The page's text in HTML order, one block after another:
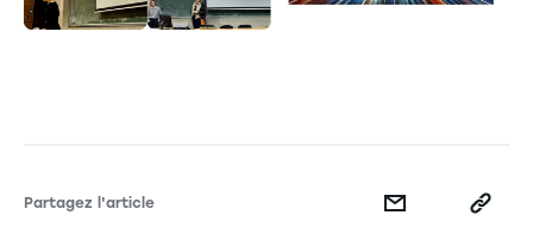
Partagez l'article